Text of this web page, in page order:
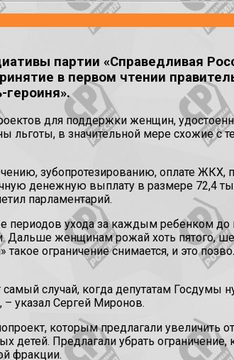
партии «Справедливая
в первом чтении
для поддержки женщин,
льготы, в значительной мере схожие с
зубопротезированию, оплате ЖКХ,
денежную выплату в размере 72,4
парламентарий.
периодов ухода за каждым ребенком
Дальше женщинам рожай хоть пятого,
ограничение снимается, и это
случай, когда депутатам
указал Сергей Миронов.
которым предлагали увеличить
Предлагали убрать ограничение,
фракции.